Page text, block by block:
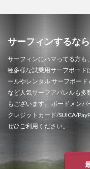
サーフィンするな
サーフィンにハマってる方も
種多様な試乗用サーフボード
ールやレンタル サーフボード
など人気サーフアパレルも多
もございます。 ボードメン
クレジットカード/SUICA/
ぜひご利用ください。